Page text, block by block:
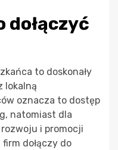
dołączyć
to doskonały
lokalną
oznacza to dostęp
natomiast dla
i promocji
dołączy do